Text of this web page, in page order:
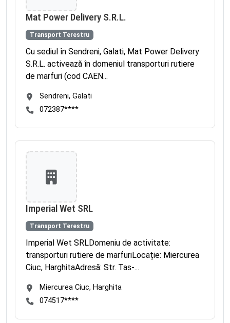
Mat Power Delivery S.R.L.
Transport Terestru
Cu sediul în Sendreni, Galati, Mat Power Delivery
S.R.L. activează în domeniul transporturi rutiere
de marfuri (cod CAEN...
Sendreni, Galati
072387****
Imperial Wet SRL
Transport Terestru
Imperial Wet SRLDomeniu de activitate:
transporturi rutiere de marfuriLocație: Miercurea
Ciuc, HarghitaAdresă: Str. Tas-...
Miercurea Ciuc, Harghita
074517****